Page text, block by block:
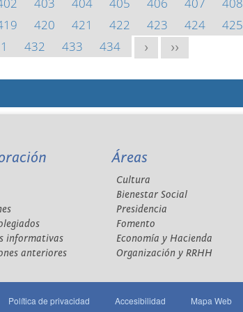
420 421 422 423 424 425
432 433 434 > >>
informativas
anteriores
Áreas
Cultura
Bienestar Social
Presidencia
Fomento
Economía y Hacienda
Organización y RRHH
Política de privacidad Accesibilidad Mapa Web